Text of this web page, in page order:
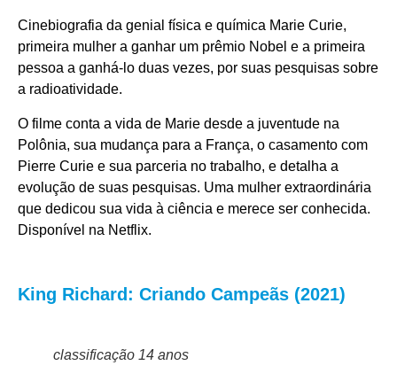
Cinebiografia da genial física e química Marie Curie,
primeira mulher a ganhar um prêmio Nobel e a primeira
pessoa a ganhá-lo duas vezes, por suas pesquisas sobre
a radioatividade.
O filme conta a vida de Marie desde a juventude na
Polônia, sua mudança para a França, o casamento com
Pierre Curie e sua parceria no trabalho, e detalha a
evolução de suas pesquisas. Uma mulher extraordinária
que dedicou sua vida à ciência e merece ser conhecida.
Disponível na Netflix.
King Richard: Criando Campeãs (2021)
classificação 14 anos